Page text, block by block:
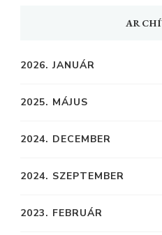
2026. JANUÁR
2025. MÁJUS
2024. DECEMBER
2024. SZEPTEMBER
2023. FEBRUÁR